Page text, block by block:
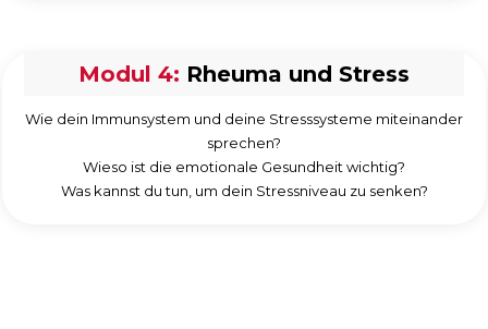
Modul 4: Rheuma und Stress
Wie dein Immunsystem und deine Stresssysteme miteinander
sprechen?
Wieso ist die emotionale Gesundheit wichtig?
Was kannst du tun, um dein Stressniveau zu senken?